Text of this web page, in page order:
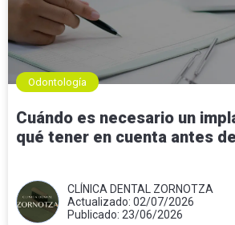
Odontología
Cuándo es necesario un
qué tener en cuenta antes
CLÍNICA DENTAL ZORNOTZA
Actualizado: 02/07/2026
Publicado: 23/06/2026